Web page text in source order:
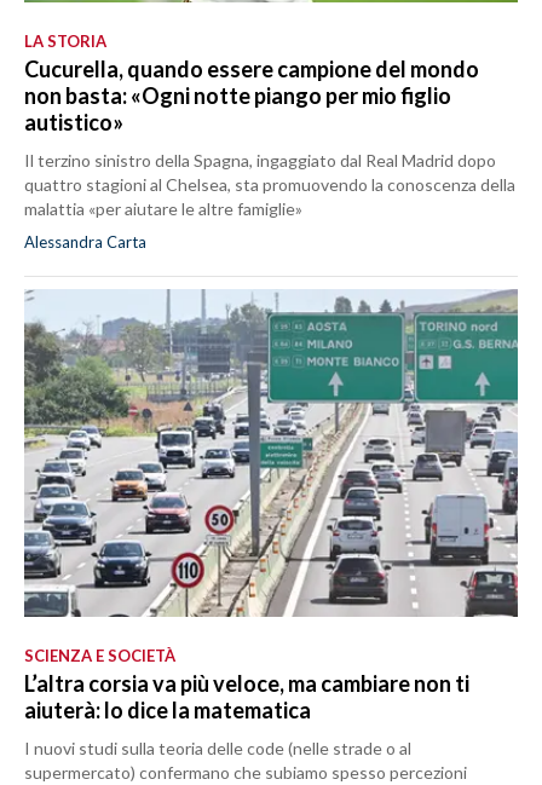
LA STORIA
Cucurella, quando essere campione del mondo
non basta: «Ogni notte piango per mio figlio
autistico»
Il terzino sinistro della Spagna, ingaggiato dal Real Madrid dopo
quattro stagioni al Chelsea, sta promuovendo la conoscenza della
malattia «per aiutare le altre famiglie»
Alessandra Carta
SCIENZA E SOCIETÀ
L’altra corsia va più veloce, ma cambiare non ti
aiuterà: lo dice la matematica
I nuovi studi sulla teoria delle code (nelle strade o al
supermercato) confermano che subiamo spesso percezioni